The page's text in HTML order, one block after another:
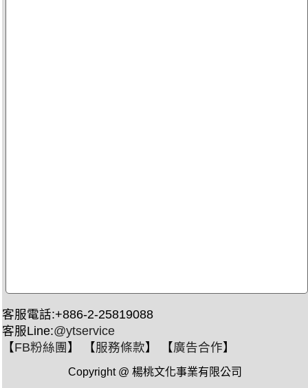
客服電話:+886-2-25819088
客服Line:@ytservice
【FB粉絲團 】 【服務條款】 【廣告合作】
Copyright @ 楊桃文化事業有限公司